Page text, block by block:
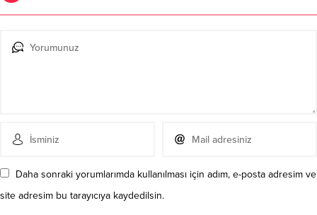
Daha sonraki yorumlarımda kullanılması için adım, e-posta adresim ve
site adresim bu tarayıcıya kaydedilsin.